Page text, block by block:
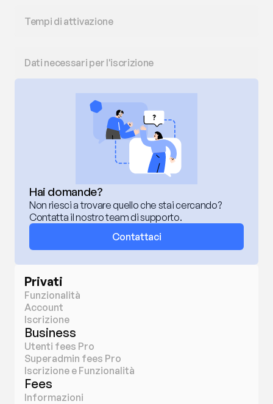
Privati
Funzionalità
Account
Iscrizione
Business
Utenti fees Pro
Superadmin fees Pro
Iscrizione e Funzionalità
Fees
Informazioni
Tempi di attivazione
Dati necessari per l'iscrizione
Hai domande?
Non riesci a trovare quello che stai cercando?
Contatta il nostro team di supporto.
Contattaci